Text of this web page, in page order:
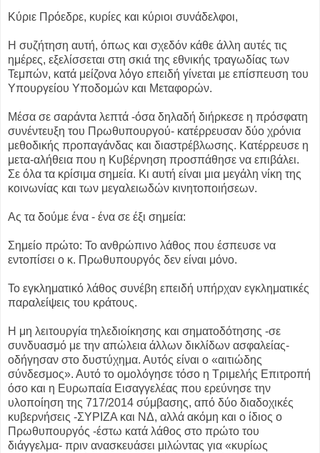
Κύριε Πρόεδρε, κυρίες και κύριοι συνάδελφοι,
Η συζήτηση αυτή, όπως και σχεδόν κάθε άλλη αυτές τις
ημέρες, εξελίσσεται στη σκιά της εθνικής τραγωδίας των
Τεμπών, κατά μείζονα λόγο επειδή γίνεται με επίσπευση του
Υπουργείου Υποδομών και Μεταφορών.
Μέσα σε σαράντα λεπτά -όσα δηλαδή διήρκεσε η πρόσφατη
συνέντευξη του Πρωθυπουργού- κατέρρευσαν δύο χρόνια
μεθοδικής προπαγάνδας και διαστρέβλωσης. Κατέρρευσε η
μετα-αλήθεια που η Κυβέρνηση προσπάθησε να επιβάλει.
Σε όλα τα κρίσιμα σημεία. Κι αυτή είναι μια μεγάλη νίκη της
κοινωνίας και των μεγαλειωδών κινητοποιήσεων.
Ας τα δούμε ένα - ένα σε έξι σημεία:
Σημείο πρώτο: Το ανθρώπινο λάθος που έσπευσε να
εντοπίσει ο κ. Πρωθυπουργός δεν είναι μόνο.
Το εγκληματικό λάθος συνέβη επειδή υπήρχαν εγκληματικές
παραλείψεις του κράτους.
Η μη λειτουργία τηλεδιοίκησης και σηματοδότησης -σε
συνδυασμό με την απώλεια άλλων δικλίδων ασφαλείας-
οδήγησαν στο δυστύχημα. Αυτός είναι ο «αιτιώδης
σύνδεσμος». Αυτό το ομολόγησε τόσο η Τριμελής Επιτροπή
όσο και η Ευρωπαία Εισαγγελέας που ερεύνησε την
υλοποίηση της 717/2014 σύμβασης, από δύο διαδοχικές
κυβερνήσεις -ΣΥΡΙΖΑ και ΝΔ, αλλά ακόμη και ο ίδιος ο
Πρωθυπουργός -έστω κατά λάθος στο πρώτο του
διάγγελμα- πριν ανασκευάσει μιλώντας για «κυρίως